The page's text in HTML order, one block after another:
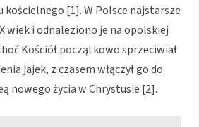
kościelnego [1]. W Polsce najstarsze
wiek i odnaleziono je na opolskiej
Kościół początkowo sprzeciwiał
jajek, z czasem włączył go do
nowego życia w Chrystusie [2].